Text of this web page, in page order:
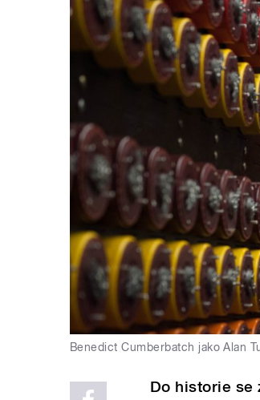
Benedict Cumberbatch jako Alan
Do historie